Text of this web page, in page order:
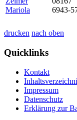
Mariola
6943-
drucken nach oben
Quicklinks
Kontakt
Impressum
Datenschutz
Erklärung zur